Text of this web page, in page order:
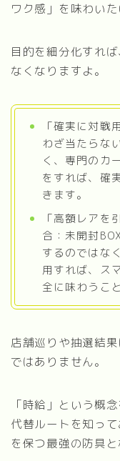
ワク感」を味わいた
目的を細分化すれ
なくなりますよ。
「確実に対戦
わざ当たらな
く、専門のカ
をすれば、確
きます。
「高額レアを
合：未開封
するのではな
用すれば、ス
全に味わうこ
店舗巡りや抽選結
ではありません。
「時給」という概
代替ルートを知っ
を保つ最強の防具と